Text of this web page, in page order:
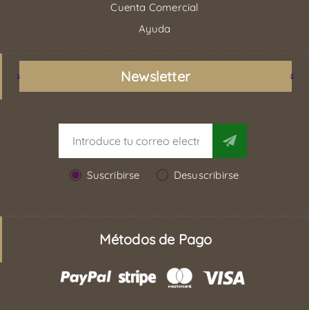
Cuenta Comercial
Ayuda
Newsletter
Suscribirse Desuscribirse
Métodos de Pago